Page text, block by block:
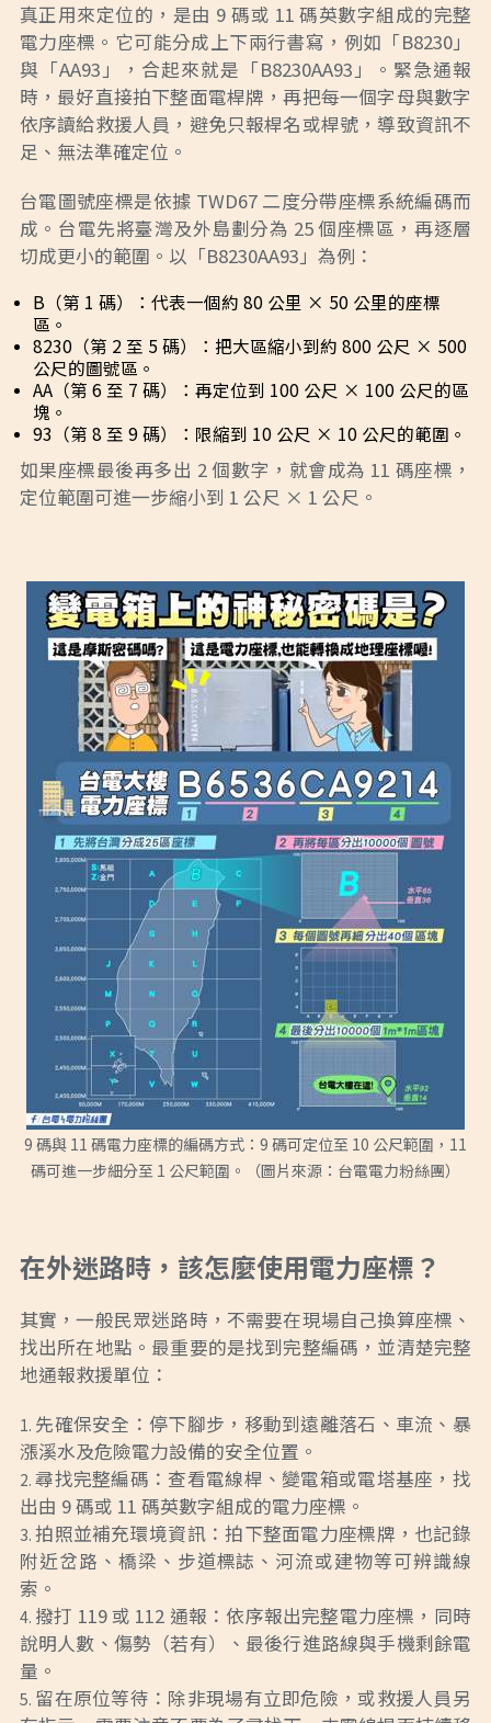
真正用來定位的，是由 9 碼或 11 碼英數字組成的完整
電力座標。它可能分成上下兩行書寫，例如「B8230」
與「AA93」，合起來就是「B8230AA93」。緊急通報
時，最好直接拍下整面電桿牌，再把每一個字母與數字
依序讀給救援人員，避免只報桿名或桿號，導致資訊不
足、無法準確定位。
台電圖號座標是依據 TWD67 二度分帶座標系統編碼而
成。台電先將臺灣及外島劃分為 25 個座標區，再逐層
切成更小的範圍。以「B8230AA93」為例：
B（第 1 碼）：代表一個約 80 公里 × 50 公里的座標
區。
8230（第 2 至 5 碼）：把大區縮小到約 800 公尺 × 500
公尺的圖號區。
AA（第 6 至 7 碼）：再定位到 100 公尺 × 100 公尺的區
塊。
93（第 8 至 9 碼）：限縮到 10 公尺 × 10 公尺的範圍。
如果座標最後再多出 2 個數字，就會成為 11 碼座標，
定位範圍可進一步縮小到 1 公尺 × 1 公尺。
9 碼與 11 碼電力座標的編碼方式：9 碼可定位至 10 公尺範圍，11
碼可進一步細分至 1 公尺範圍。（圖片來源：台電電力粉絲團）
在外迷路時，該怎麼使用電力座標？
其實，一般民眾迷路時，不需要在現場自己換算座標、
找出所在地點。最重要的是找到完整編碼，並清楚完整
地通報救援單位：
先確保安全：停下腳步，移動到遠離落石、車流、暴
漲溪水及危險電力設備的安全位置。
尋找完整編碼：查看電線桿、變電箱或電塔基座，找
出由 9 碼或 11 碼英數字組成的電力座標。
拍照並補充環境資訊：拍下整面電力座標牌，也記錄
附近岔路、橋梁、步道標誌、河流或建物等可辨識線
索。
撥打 119 或 112 通報：依序報出完整電力座標，同時
說明人數、傷勢（若有）、最後行進路線與手機剩餘電
量。
留在原位等待：除非現場有立即危險，或救援人員另